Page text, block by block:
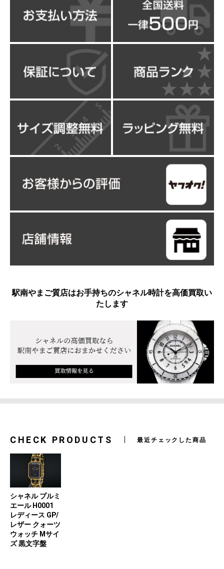
駅南やまご質店はお手持ちのシャネル時計を高価買取い
たします
CHECK PRODUCTS 最近チェックした商品
シャネル プルミ
エール H0001
レディース GP/
レザー クォーツ
ウォッチ Mサイ
ズ 黒文字盤